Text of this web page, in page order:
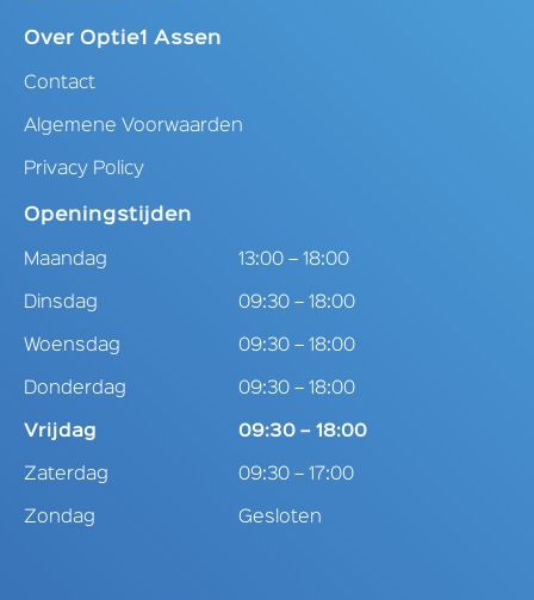
Over Optie1 Assen
Contact
Algemene Voorwaarden
Privacy Policy
Openingstijden
Maandag 13:00 – 18:00
Dinsdag 09:30 – 18:00
Woensdag 09:30 – 18:00
Donderdag 09:30 – 18:00
Vrijdag 09:30 – 18:00
Zaterdag 09:30 – 17:00
Zondag Gesloten